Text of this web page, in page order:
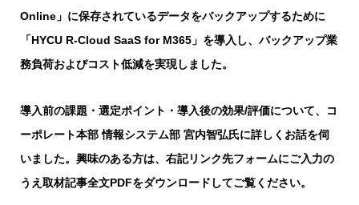
Online」に保存されているデータをバックアップするために
「HYCU R-Cloud SaaS for M365」を導入し、バックアップ業
務負荷およびコスト低減を実現しました。
導入前の課題・選定ポイント・導入後の効果/評価について、コ
ーポレート本部 情報システム部 宮内智弘氏に詳しくお話を伺
いました。興味のある方は、右記リンク先フォームにご入力の
うえ取材記事全文PDFをダウンロードしてご覧ください。